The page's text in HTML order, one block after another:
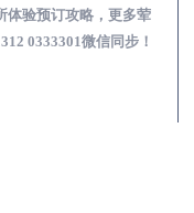
体验预订攻略，更多荤
0333301微信同步！